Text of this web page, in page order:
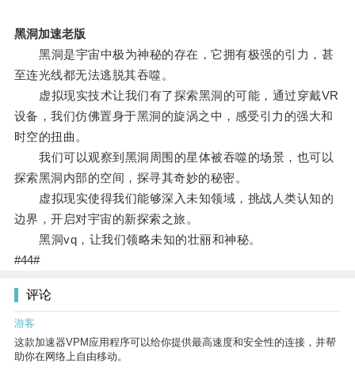
黑洞加速老版
黑洞是宇宙中极为神秘的存在，它拥有极强的引力，甚
至连光线都无法逃脱其吞噬。
虚拟现实技术让我们有了探索黑洞的可能，通过穿戴VR
设备，我们仿佛置身于黑洞的旋涡之中，感受引力的强大和
时空的扭曲。
我们可以观察到黑洞周围的星体被吞噬的场景，也可以
探索黑洞内部的空间，探寻其奇妙的秘密。
虚拟现实使得我们能够深入未知领域，挑战人类认知的
边界，开启对宇宙的新探索之旅。
黑洞vq，让我们领略未知的壮丽和神秘。
#44#
评论
游客
这款加速器VPM应用程序可以给你提供最高速度和安全性的连接，并帮
助你在网络上自由移动。